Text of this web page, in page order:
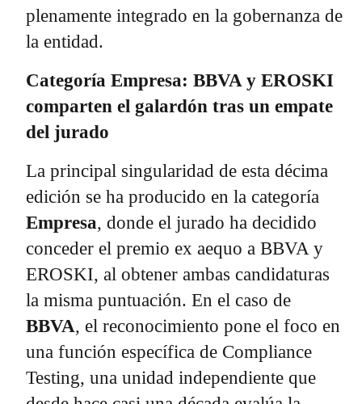
plenamente integrado en la gobernanza de
la entidad.
Categoría Empresa: BBVA y EROSKI
comparten el galardón tras un empate
del jurado
La principal singularidad de esta décima
edición se ha producido en la categoría
Empresa, donde el jurado ha decidido
conceder el premio ex aequo a BBVA y
EROSKI, al obtener ambas candidaturas
la misma puntuación. En el caso de
BBVA, el reconocimiento pone el foco en
una función específica de Compliance
Testing, una unidad independiente que